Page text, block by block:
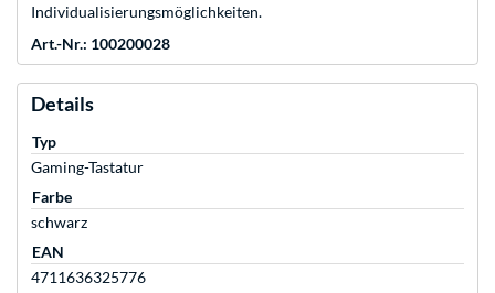
Individualisierungsmöglichkeiten.
Art.-Nr.: 100200028
Details
Typ
Gaming-Tastatur
Farbe
schwarz
EAN
4711636325776